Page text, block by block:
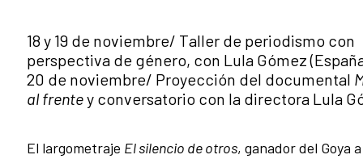
18 y 19 de noviembre/ Taller de periodismo con
perspectiva de género, con Lula Gómez
20 de noviembre/ Proyección del documental
al frentey conversatorio con la directora Lula
El largometraje El silencio de otros, ganador del Goya